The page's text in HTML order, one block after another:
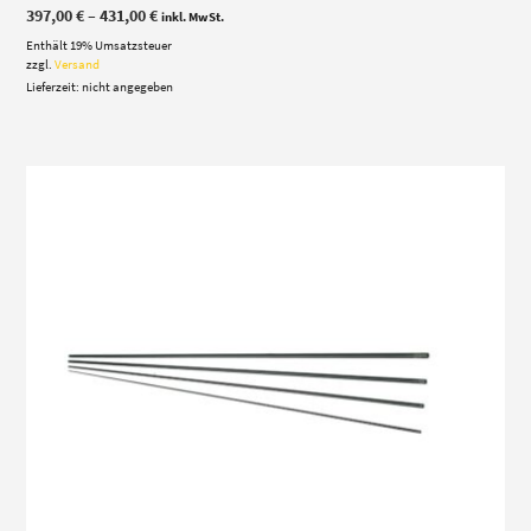
397,00€–431,00€Preisspanne:
bis
inkl. MwSt.
Enthält 19% Umsatzsteuer
zzgl.Versand
Lieferzeit: nicht angegeben